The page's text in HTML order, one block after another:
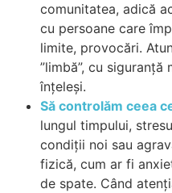
comunitatea, adică
cu persoane care
limite, provocări.
”limbă”, cu
înțeleși.
Să controlăm ceea
lungul timpului,
condiții noi sau
fizică, cum ar fi
de spate. Când